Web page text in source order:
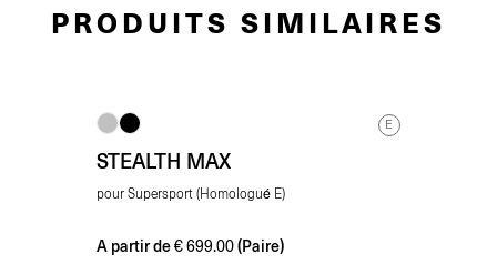
PRODUITS SIMILAIRES
E
STEALTH MAX
pour Supersport (Homologué E)
A partir de €699.00 (Paire)